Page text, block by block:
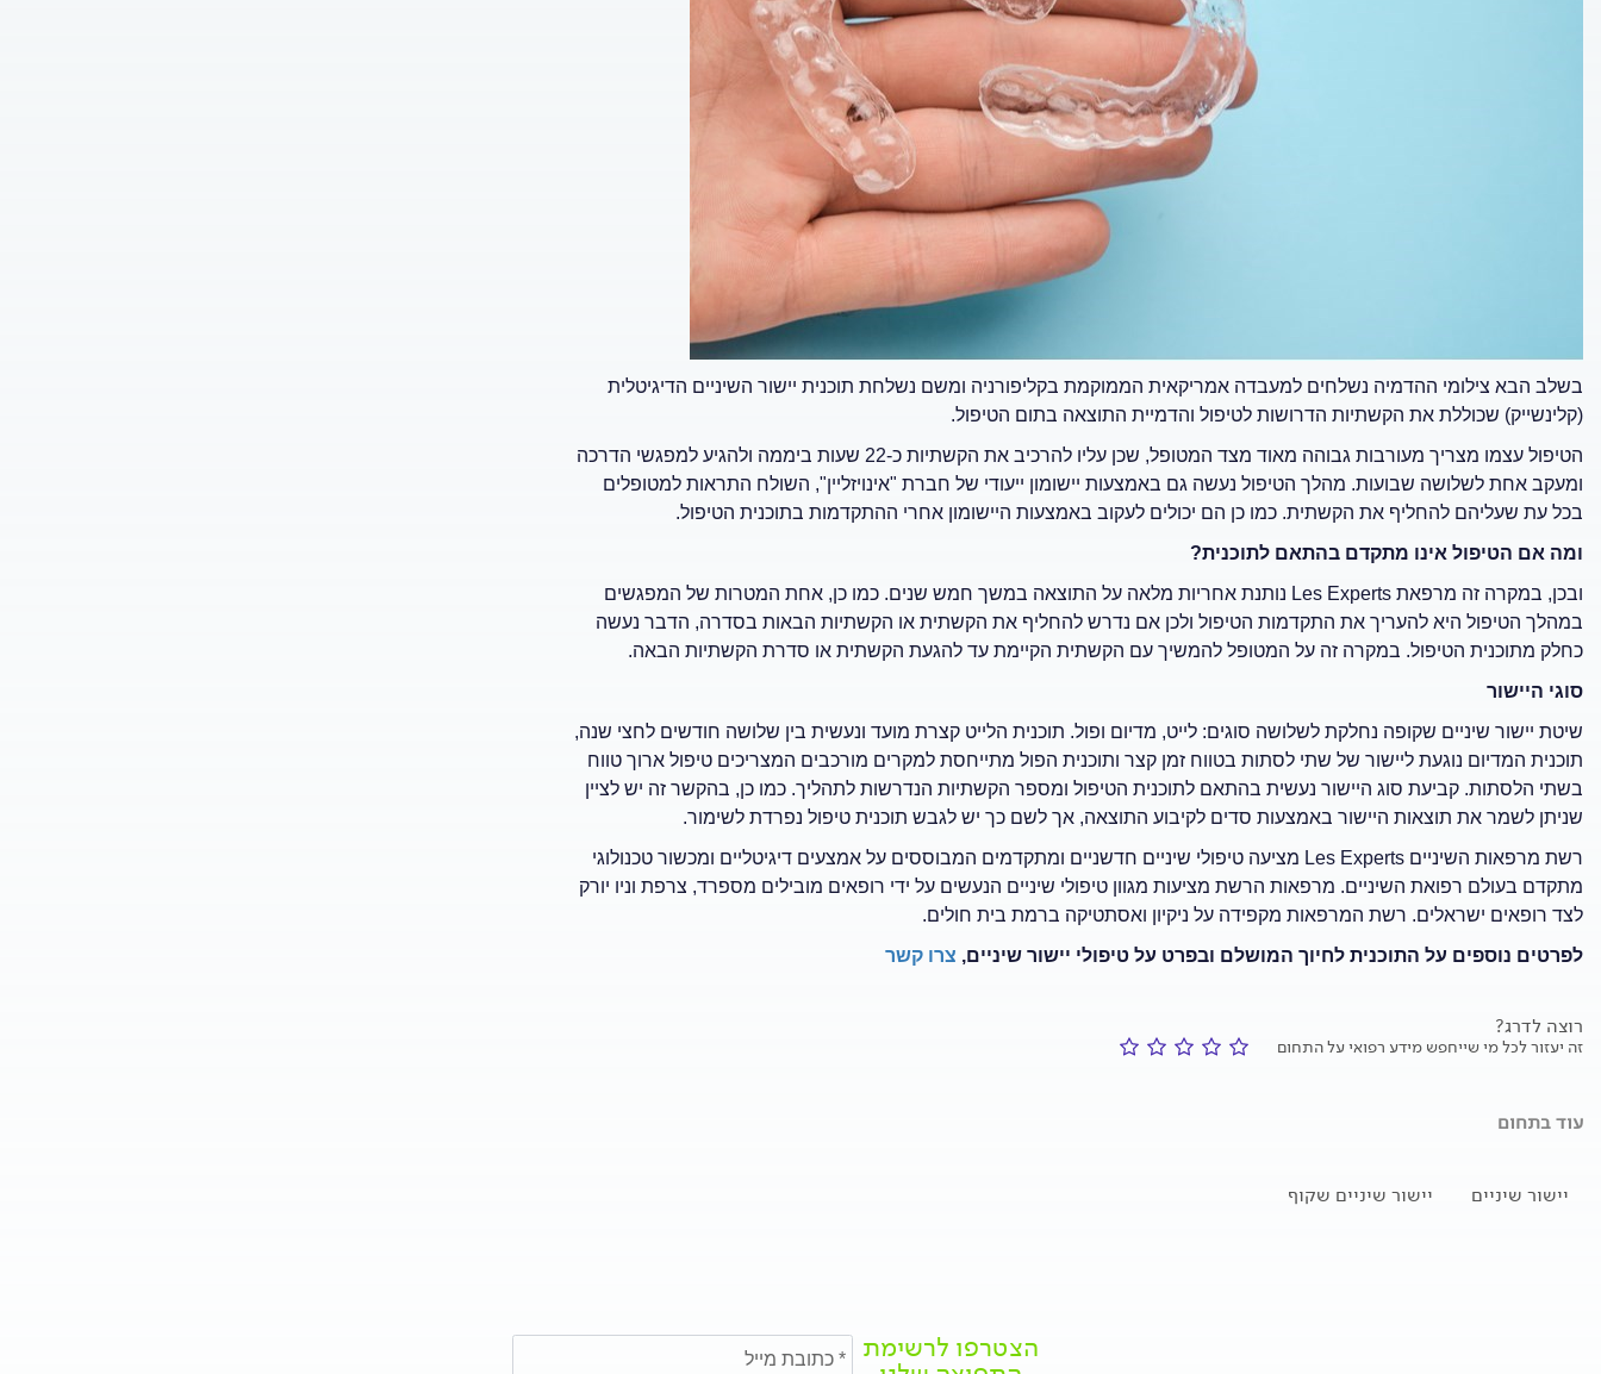
בשלב הבא צילומי ההדמיה נשלחים למעבדה אמריקאית הממוקמת בקליפורניה ומשם נשלחת תוכנית יישור השיניים הדיגיטלית
(קלינשייק) שכוללת את הקשתיות הדרושות לטיפול והדמיית התוצאה בתום הטיפול.
הטיפול עצמו מצריך מעורבות גבוהה מאוד מצד המטופל, שכן עליו להרכיב את הקשתיות כ-22 שעות ביממה ולהגיע למפגשי הדרכה
ומעקב אחת לשלושה שבועות. מהלך הטיפול נעשה גם באמצעות יישומון ייעודי של חברת "אינויזליין", השולח התראות למטופלים
בכל עת שעליהם להחליף את הקשתית. כמו כן הם יכולים לעקוב באמצעות היישומון אחרי ההתקדמות בתוכנית הטיפול.
ומה אם הטיפול אינו מתקדם בהתאם לתוכנית?
ובכן, במקרה זה מרפאת Les Experts
נותנת אחריות מלאה על התוצאה במשך חמש שנים. כמו כן, אחת המטרות של המפגשים
במהלך הטיפול היא להעריך את התקדמות הטיפול ולכן אם נדרש להחליף את הקשתית או הקשתיות הבאות בסדרה, הדבר נעשה
כחלק מתוכנית הטיפול. במקרה זה על המטופל להמשיך עם הקשתית הקיימת עד להגעת הקשתית או סדרת הקשתיות הבאה.
סוגי היישור
שיטת יישור שיניים שקופה נחלקת לשלושה סוגים: לייט, מדיום ופול. תוכנית הלייט קצרת מועד ונעשית בין שלושה חודשים לחצי שנה,
תוכנית המדיום נוגעת ליישור של שתי לסתות בטווח זמן קצר ותוכנית הפול מתייחסת למקרים מורכבים המצריכים טיפול ארוך טווח
בשתי הלסתות. קביעת סוג היישור נעשית בהתאם לתוכנית הטיפול ומספר הקשתיות הנדרשות לתהליך. כמו כן, בהקשר זה יש לציין
שניתן לשמר את תוצאות היישור באמצעות סדים לקיבוע התוצאה, אך לשם כך יש לגבש תוכנית טיפול נפרדת לשימור.
רשת מרפאות השיניים Les Experts מציעה טיפולי שיניים חדשניים ומתקדמים המבוססים על אמצעים דיגיטליים ומכשור טכנולוגי
מתקדם בעולם רפואת השיניים. מרפאות הרשת מציעות מגוון טיפולי שיניים הנעשים על ידי רופאים מובילים מספרד, צרפת וניו יורק
לצד רופאים ישראלים. רשת המרפאות מקפידה על ניקיון ואסתטיקה ברמת בית חולים.
לפרטים נוספים על התוכנית לחיוך המושלם ובפרט על טיפולי יישור שיניים, צרו קשר
רוצה לדרג?
זה יעזור לכל מי שייחפש מידע רפואי על התחום
עוד בתחום
יישור שיניים יישור שיניים שקוף
הצטרפו לרשימת